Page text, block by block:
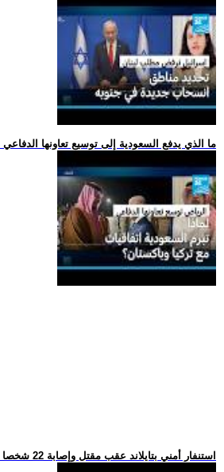
.. ما الذي يدفع السعودية إلى توسيع تعاونها الدفاعي
.. استنفار أمني بتايلاند عقب مقتل وإصابة 22 شخصا في إطلاق نار ب